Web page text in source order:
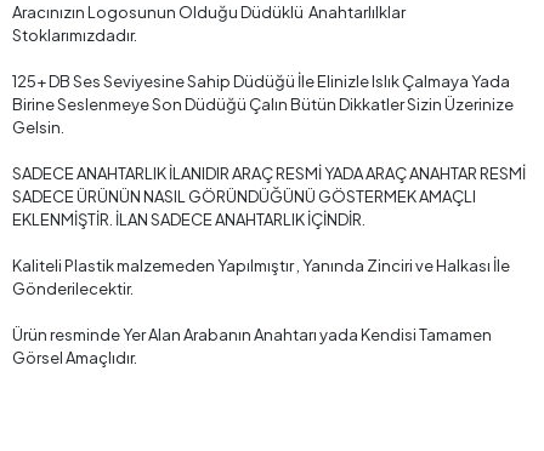
Aracınızın Logosunun Olduğu Düdüklü Anahtarlılklar
Stoklarımızdadır.
125+ DB Ses Seviyesine Sahip Düdüğü İle Elinizle Islık Çalmaya Yada
Birine Seslenmeye Son Düdüğü Çalın Bütün Dikkatler Sizin Üzerinize
Gelsin.
SADECE ANAHTARLIK İLANIDIR ARAÇ RESMİ YADA ARAÇ ANAHTAR RESMİ
SADECE ÜRÜNÜN NASIL GÖRÜNDÜĞÜNÜ GÖSTERMEK AMAÇLI
EKLENMİŞTİR. İLAN SADECE ANAHTARLIK İÇİNDİR.
Kaliteli Plastik malzemeden Yapılmıştır , Yanında Zinciri ve Halkası İle
Gönderilecektir.
Ürün resminde Yer Alan Arabanın Anahtarı yada Kendisi Tamamen
Görsel Amaçlıdır.